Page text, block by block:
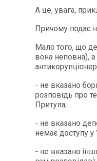
А це, увага,
Причому подає
Мало того, що
вона неповна),
- не вказано
розповідь про
Притула;
- не вказано
немає доступу
- не вказано